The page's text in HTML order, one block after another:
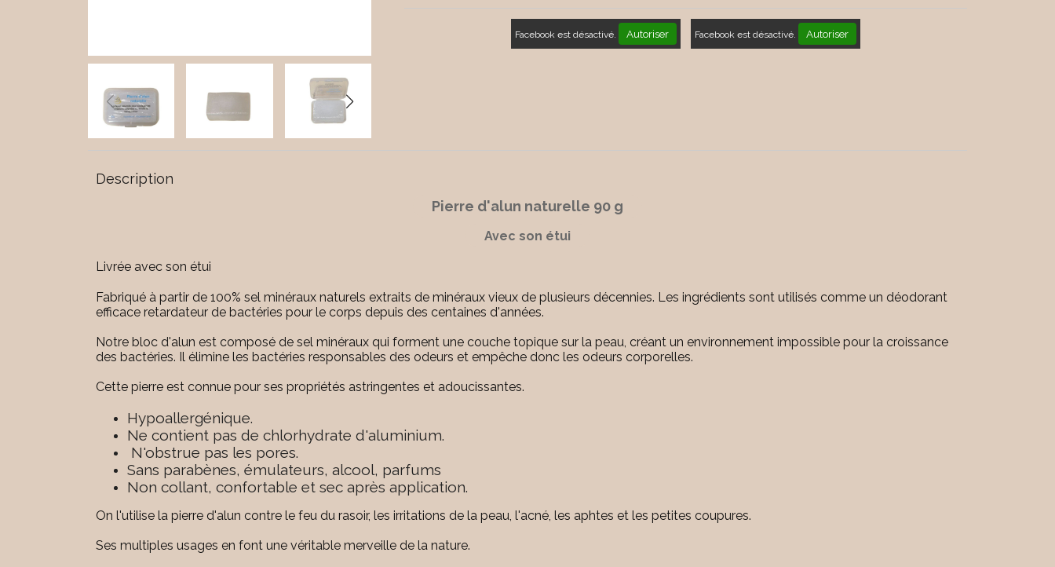
Facebook est désactivé. Autoriser Facebook est désactivé. Autoriser
Description
Pierre d'alun naturelle 90 g
Avec son étui
Livrée avec son étui
Fabriqué à partir de 100% sel minéraux naturels extraits de minéraux vieux de plusieurs décennies. Les ingrédients sont utilisés comme un déodorant
efficace retardateur de bactéries pour le corps depuis des centaines d'années.
Notre bloc d'alun est composé de sel minéraux qui forment une couche topique sur la peau, créant un environnement impossible pour la croissance
des bactéries. Il élimine les bactéries responsables des odeurs et empêche donc les odeurs corporelles.
Cette pierre est connue pour ses propriétés astringentes et adoucissantes.
Hypoallergénique.
Ne contient pas de chlorhydrate d'aluminium.
N'obstrue pas les pores.
Sans parabènes, émulateurs, alcool, parfums
Non collant, confortable et sec après application.
On l'utilise la pierre d'alun contre le feu du rasoir, les irritations de la peau, l'acné, les aphtes et les petites coupures.
Ses multiples usages en font une véritable merveille de la nature.